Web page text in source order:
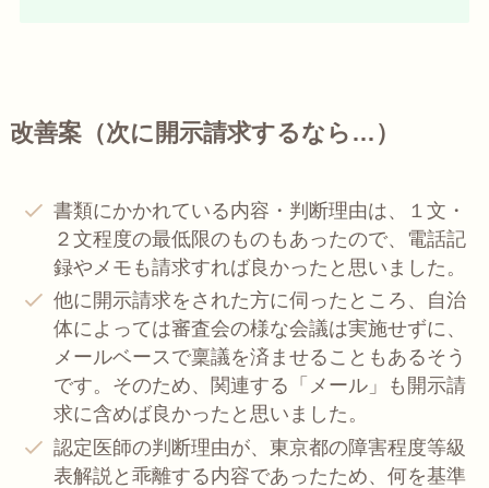
改善案（次に開示請求するなら…）
書類にかかれている内容・判断理由は、１文・
２文程度の最低限のものもあったので、電話記
録やメモも請求すれば良かったと思いました。
他に開示請求をされた方に伺ったところ、自治
体によっては審査会の様な会議は実施せずに、
メールベースで稟議を済ませることもあるそう
です。そのため、関連する「メール」も開示請
求に含めば良かったと思いました。
認定医師の判断理由が、東京都の障害程度等級
表解説と乖離する内容であったため、何を基準